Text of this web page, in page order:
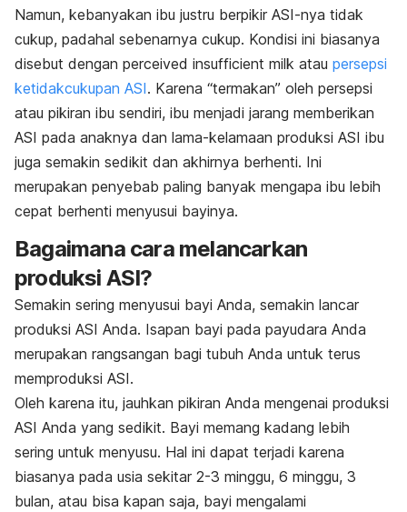
Namun, kebanyakan ibu justru berpikir ASI-nya tidak
cukup, padahal sebenarnya cukup. Kondisi ini biasanya
disebut dengan perceived insufficient milk atau persepsi
ketidakcukupan ASI. Karena “termakan” oleh persepsi
atau pikiran ibu sendiri, ibu menjadi jarang memberikan
ASI pada anaknya dan lama-kelamaan produksi ASI ibu
juga semakin sedikit dan akhirnya berhenti. Ini
merupakan penyebab paling banyak mengapa ibu lebih
cepat berhenti menyusui bayinya.
Bagaimana cara melancarkan
produksi ASI?
Semakin sering menyusui bayi Anda, semakin lancar
produksi ASI Anda. Isapan bayi pada payudara Anda
merupakan rangsangan bagi tubuh Anda untuk terus
memproduksi ASI.
Oleh karena itu, jauhkan pikiran Anda mengenai produksi
ASI Anda yang sedikit. Bayi memang kadang lebih
sering untuk menyusu. Hal ini dapat terjadi karena
biasanya pada usia sekitar 2-3 minggu, 6 minggu, 3
bulan, atau bisa kapan saja, bayi mengalami